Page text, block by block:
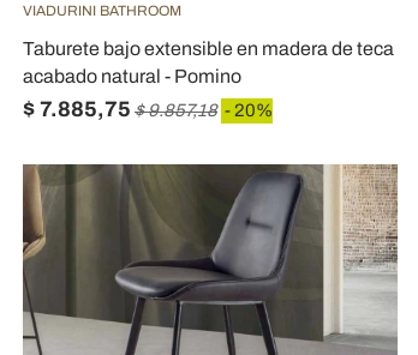
VIADURINI BATHROOM
Taburete bajo extensible en madera de teca
acabado natural - Pomino
$ 7.885,75 $ 9.857,18 - 20%